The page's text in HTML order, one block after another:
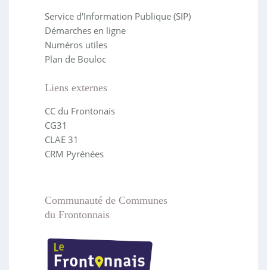
Service d'Information Publique (SIP)
Démarches en ligne
Numéros utiles
Plan de Bouloc
Liens externes
CC du Frontonais
CG31
CLAE 31
CRM Pyrénées
Communauté de Communes
du Frontonnais